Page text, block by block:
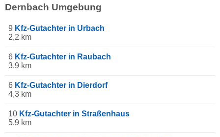
Dernbach Umgebung
9 Kfz-Gutachter in Urbach
2,2 km
6 Kfz-Gutachter in Raubach
3,9 km
6 Kfz-Gutachter in Dierdorf
4,3 km
10 Kfz-Gutachter in Straßenhaus
5,9 km